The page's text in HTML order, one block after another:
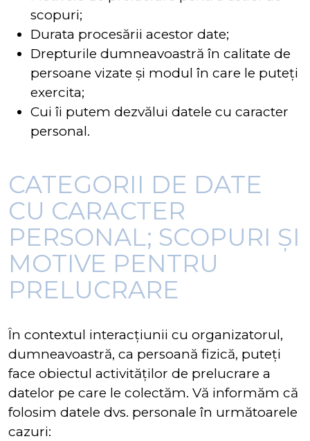
scopuri;
Durata procesării acestor date;
Drepturile dumneavoastră în calitate de
persoane vizate și modul în care le puteți
exercita;
Cui îi putem dezvălui datele cu caracter
personal.
CATEGORII DE DATE
CU CARACTER
PERSONAL; SCOPURI ȘI
MOTIVE PENTRU
PRELUCRARE
În contextul interacțiunii cu organizatorul,
dumneavoastră, ca persoană fizică, puteți
face obiectul activităților de prelucrare a
datelor pe care le colectăm. Vă informăm că
folosim datele dvs. personale în următoarele
cazuri: